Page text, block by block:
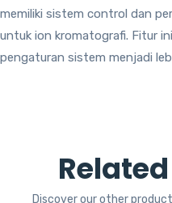
memiliki sistem control dan
untuk ion kromatografi. Fitur
pengaturan sistem menjadi
Discover our other